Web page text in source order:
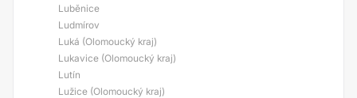
Luběnice
Ludmírov
Luká (Olomoucký kraj)
Lukavice (Olomoucký kraj)
Lutín
Lužice (Olomoucký kraj)